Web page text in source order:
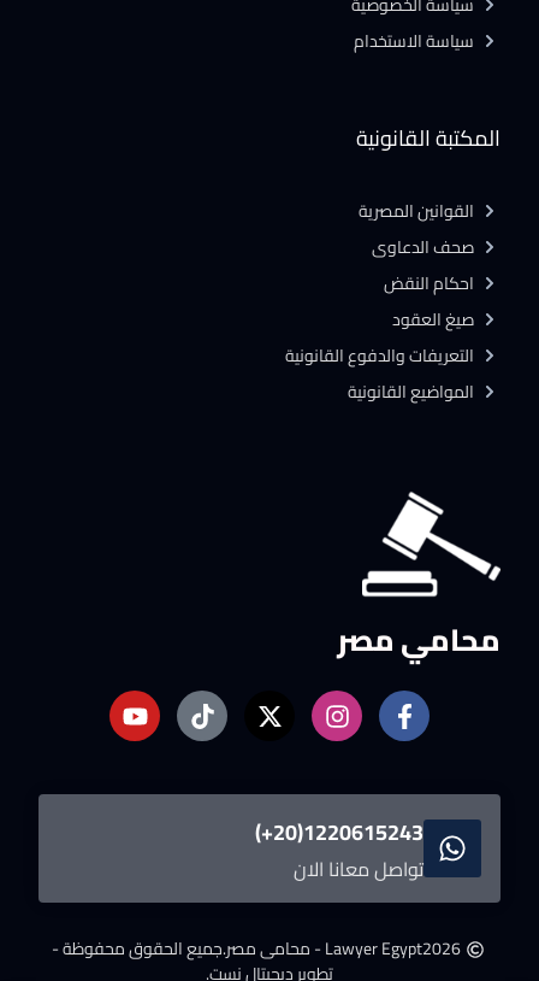
محامي مصر
1220615243(20+)
تواصل معانا الان
2026Lawyer Egypt - محامى مصر.
جميع الحقوق محفوظة -
تطوير ديجيتال نست.
المكتبة القانونية
القوانين المصرية
صحف الدعاوى
احكام النقض
صيغ العقود
التعريفات والدفوع القانونية
المواضيع القانونية
سياسة الاستخدام